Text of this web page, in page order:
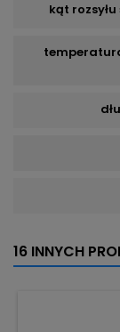
kąt
16 INNYCH